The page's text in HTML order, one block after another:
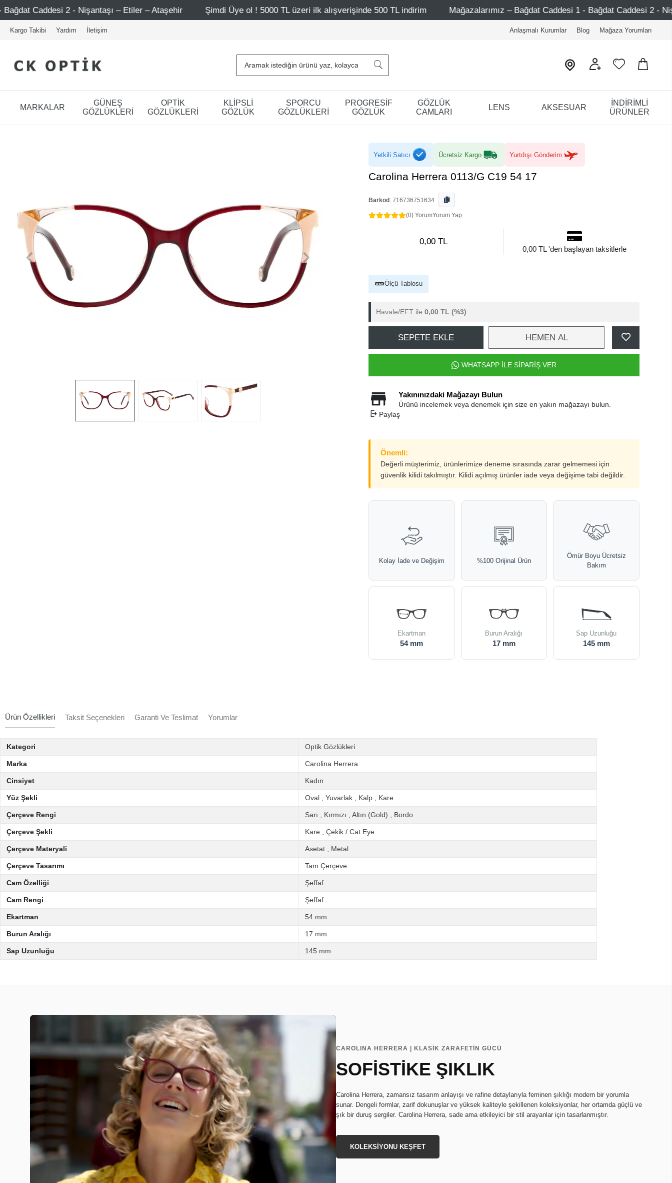
Nişantaşı – Etiler – Ataşehir Şimdi Üye ol ! 5000 TL üzeri ilk alışverişinde 500 TL indirim Mağazalarımız – Bağdat Caddesi 1 - Bağdat Caddesi 2 - Nişantaşı – Etiler –
Kargo Takibi Yardım İletişim Anlaşmalı Kurumlar Blog Mağaza Yorumları
MARKALAR
GÜNEŞ
GÖZLÜKLERİ
OPTİK
GÖZLÜKLERİ
KLİPSLİ
GÖZLÜK
SPORCU
GÖZLÜKLERİ
PROGRESİF
GÖZLÜK
GÖZLÜK
CAMLARI
LENS AKSESUAR
İNDİRİMLİ
ÜRÜNLER
Yetkili Satıcı Ücretsiz Kargo Yurtdışı Gönderim
Carolina Herrera 0113/G C19 54 17
Barkod : 716736751634
(0) YorumYorum Yap
0,00 TL
0,00 TL 'den başlayan taksitlerle
Ölçü Tablosu
Havale/EFT ile 0,00 TL (%3)
SEPETE EKLE HEMEN AL
WHATSAPP İLE SİPARİŞ VER
Yakınınızdaki Mağazayı Bulun
Ürünü incelemek veya denemek için size en yakın mağazayı bulun.
Paylaş
Önemli:
Değerli müşterimiz, ürünlerimize deneme sırasında zarar gelmemesi için
güvenlik kilidi takılmıştır. Kilidi açılmış ürünler iade veya değişime tabi değildir.
Kolay İade ve Değişim %100 Orijinal Ürün
Ömür Boyu Ücretsiz
Bakım
Ekartman
54 mm
Burun Aralığı
17 mm
Sap Uzunluğu
145 mm
Ürün Özellikleri Taksit Seçenekleri Garanti Ve Teslimat Yorumlar
Kategori Optik Gözlükleri
Marka Carolina Herrera
Cinsiyet Kadın
Yüz Şekli Oval Yuvarlak Kalp Kare
Çerçeve Rengi Sarı Kırmızı Altın (Gold) Bordo
Çerçeve Şekli Kare Çekik / Cat Eye
Çerçeve Materyali Asetat Metal
Çerçeve Tasarımı Tam Çerçeve
Cam Özelliği Şeffaf
Cam Rengi Şeffaf
Ekartman 54 mm
Burun Aralığı 17 mm
Sap Uzunluğu 145 mm
CAROLINA HERRERA | KLASİK ZARAFETİN GÜCÜ
SOFİSTİKE ŞIKLIK
Carolina Herrera, zamansız tasarım anlayışı ve rafine detaylarıyla feminen şıklığı modern bir yorumla
sunar. Dengeli formlar, zarif dokunuşlar ve yüksek kaliteyle şekillenen koleksiyonlar, her ortamda güçlü ve
şık bir duruş sergiler. Carolina Herrera, sade ama etkileyici bir stil arayanlar için tasarlanmıştır.
KOLEKSİYONU KEŞFET